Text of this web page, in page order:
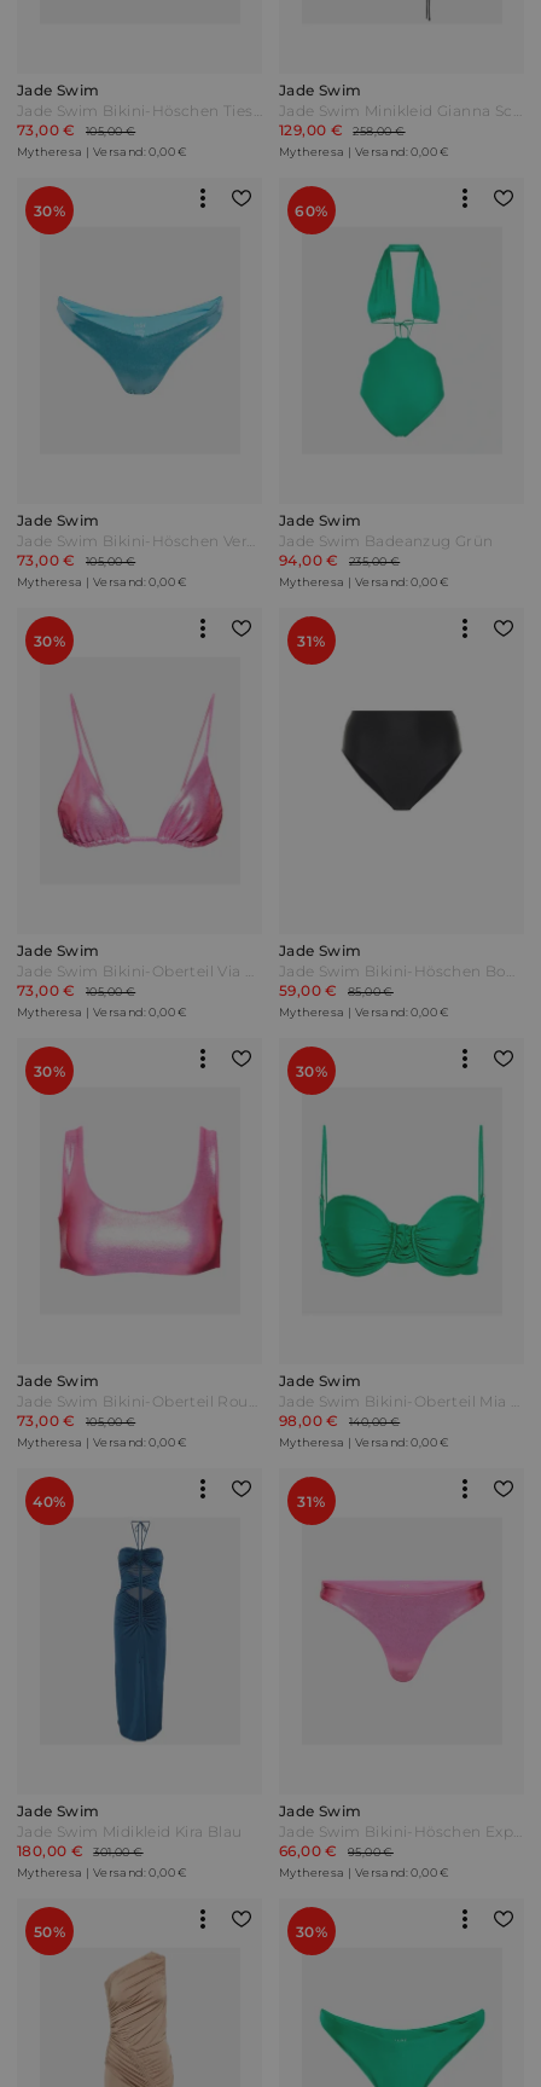
Jade Swim
Jade Swim Bikini-Höschen Ties Blau
73,00 €
105,00 €
Mytheresa | Versand: 0,00 €
Jade Swim
Jade Swim Minikleid Gianna Schwarz
129,00 €
258,00 €
Mytheresa | Versand: 0,00 €
30%
Jade Swim
Jade Swim Bikini-Höschen Vera Blau
73,00 €
105,00 €
Mytheresa | Versand: 0,00 €
60%
Jade Swim
Jade Swim Badeanzug Grün
94,00 €
235,00 €
Mytheresa | Versand: 0,00 €
30%
Jade Swim
Jade Swim Bikini-Oberteil Via Pink
73,00 €
105,00 €
Mytheresa | Versand: 0,00 €
31%
Jade Swim
Jade Swim Bikini-Höschen Bound Schwarz
59,00 €
85,00 €
Mytheresa | Versand: 0,00 €
30%
Jade Swim
Jade Swim Bikini-Oberteil Rounded Edges Pink
73,00 €
105,00 €
Mytheresa | Versand: 0,00 €
30%
Jade Swim
Jade Swim Bikini-Oberteil Mia Grün
98,00 €
140,00 €
Mytheresa | Versand: 0,00 €
40%
Jade Swim
Jade Swim Midikleid Kira Blau
180,00 €
301,00 €
Mytheresa | Versand: 0,00 €
31%
Jade Swim
Jade Swim Bikini-Höschen Expose Pink
66,00 €
95,00 €
Mytheresa | Versand: 0,00 €
50% 30%